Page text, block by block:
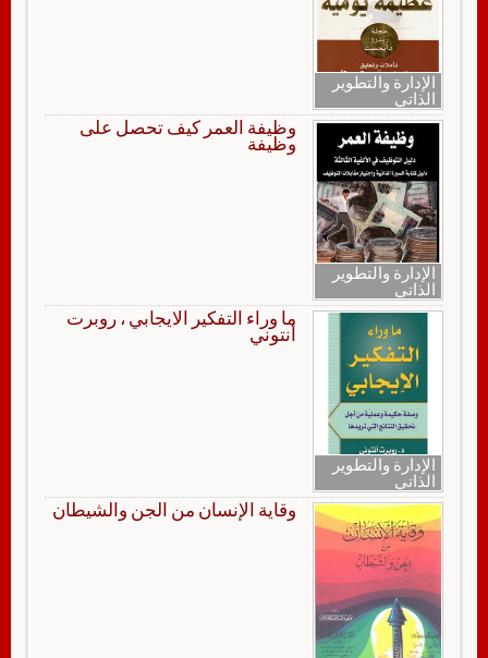
الإدارة والتطوير
الذاتي
الإدارة والتطوير
الذاتي
وظيفة العمر كيف تحصل على
وظيفة
الإدارة والتطوير
الذاتي
ما وراء التفكير الايجابي ، روبرت
أنتوني
وقاية الإنسان من الجن والشيطان